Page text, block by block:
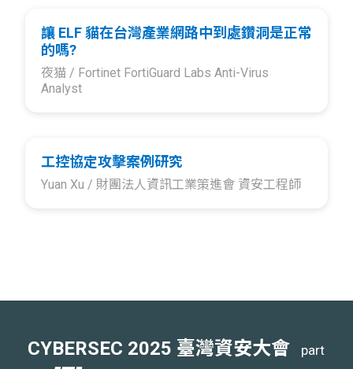
讓 ELF 貓在台灣產業網路中到處鑽洞是正常
的嗎?
夜猫 / Fortinet FortiGuard Labs Anti-Virus
Analyst
工控協定攻擊案例研究
Yuan Xu / 財團法人資訊工業策進會 資安工程師
CYBERSEC 2025 臺灣資安大會 part